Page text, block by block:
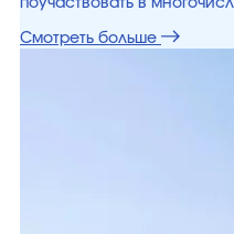
поучаствовать в
Смотреть больше